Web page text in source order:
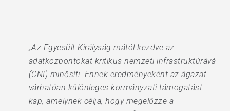
„Az Egyesült Királyság mától kezdve az
adatközpontokat kritikus nemzeti infrastruktúrává
(CNI) minősíti. Ennek eredményeként az ágazat
várhatóan különleges kormányzati támogatást
kap, amelynek célja, hogy megelőzze a